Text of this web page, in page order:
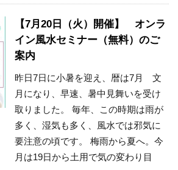
【7月20日（火）開催】 オンラ
イン風水セミナー（無料）のご
案内
昨日7日に小暑を迎え、暦は7月 文
月になり、早速、暑中見舞いを受け
取りました。 毎年、この時期は雨が
多く、湿気も多く、風水では邪気に
要注意の頃です。 梅雨から夏へ。今
月は19日から土用で気の変わり目